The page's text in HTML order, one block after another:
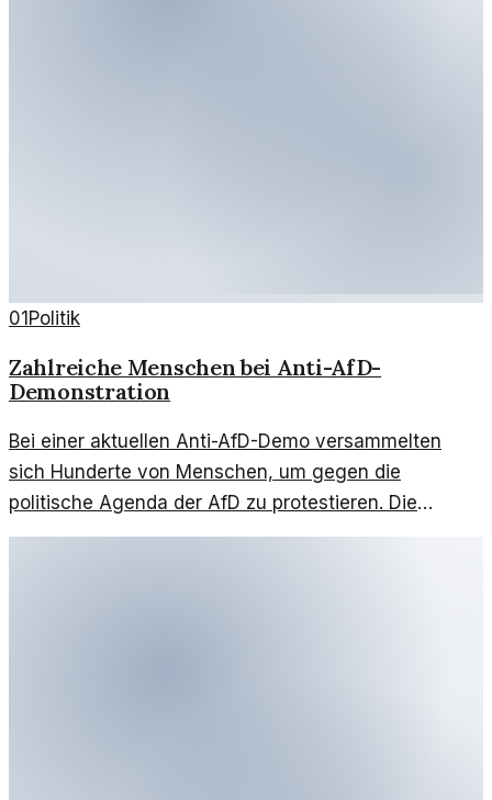
01 Politik
Zahlreiche Menschen bei Anti-AfD-
Demonstration
Bei einer aktuellen Anti-AfD-Demo versammelten
sich Hunderte von Menschen, um gegen die
politische Agenda der AfD zu protestieren. Die
Stimmung war geprägt von Solidarität und